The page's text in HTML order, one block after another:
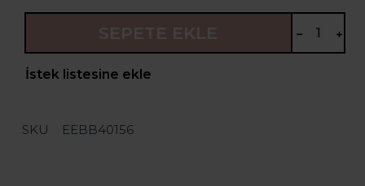
İstek listesine ekle
SKU EEBB40156